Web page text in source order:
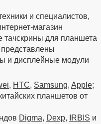
и специалистов,
магазин
тачскрины для планшета
и дисплейные модули
, HTC, Samsung, Apple;
планшетов от
Digma, Dexp, IRBIS и